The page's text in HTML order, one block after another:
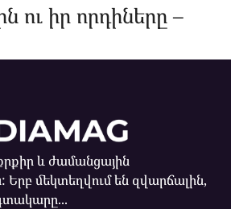
ու իր որդիները –
և ժամանցային
Երբ մեկտեղվում են զվարճալին,